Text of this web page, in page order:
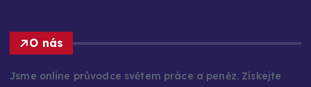
O nás
praktické rady a tipy pro úspěšnou kariéru, efektivní